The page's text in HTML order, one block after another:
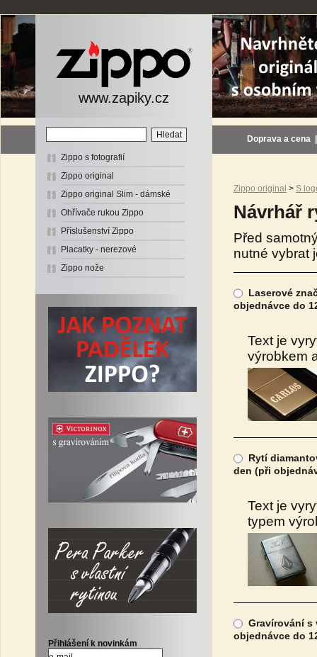
www.zapiky.cz
Zippo s fotografií
Zippo original
Zippo original Slim - dámské
Ohřívače rukou Zippo
Příslušenství Zippo
Placatky - nerezové
Zippo nože
Přihlášení k novinkám
Doprava a cena
Zippo original > S
Návrhář
Před
nutné vybrat
Laserové
objednávce do
Text je
výrobkem
Rytí
den (při
Text je
typem
Gravírování s
objednávce do